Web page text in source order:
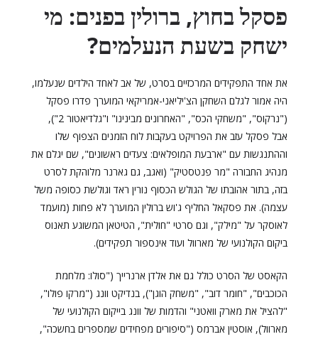
פסקל בחוץ, ברולין בפנים: מי
ישחק בשעת הנעלמים?
את אחד התפקידים המרכזיים בסרט, של אב לאחד הילדים שנעלמו,
היה אמור לגלם השחקן הצ'יליאני-אמריקאי המוערך פדרו פסקל
("נרקוס", "משחקי הכס", "האחרונים מבינינו" ו"גלדיאטור 2"),
אבל פסקל עזב את הפרויקט בעקבות לוח הזמנים הצפוף שלו
וההתנגשות עם "ארבעת המופלאים: צעדים ראשונים", שם יגלם את
מנהיג החבורה "מר פנטסטיק" (ואגב, גם גארנר מלוהקת לסרט
בזה, בתור אהובתו של הגולש הכסוף נורין ראד וגולשת כסופה משל
עצמה). את פסקאל החליף ג'וש ברולין המוערך לא פחות (מועמד
לאוסקר על "מילק", וגם סרטי "חולית", הטיטאן המשוגע תאנוס
ביקום הקולנועי של מארוול ועוד אינספור תפקידים).
הקאסט של הסרט כולל גם את אלדן ארנרייך ("סולו: מלחמת
הכוכבים", "חומר דוב", "משחק הוגן"), בנדיקט וונג ("מרקו פולו",
"להציל את מארק וואטני" והדמות של וונג בייקום הקולנועי של
מארוול), אוסטין אברמס ("סיפורים מפחידים שמספרים בחשכה",